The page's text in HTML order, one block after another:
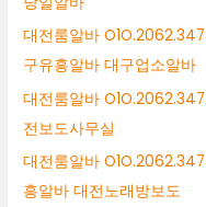
대전룸알바
구유흥알바 대구업소알바
대전룸알바
전보도사무실
대전룸알바
흥알바 대전노래방보도